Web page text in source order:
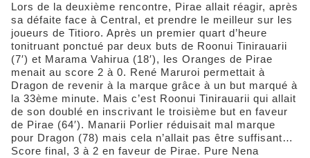
Lors de la deuxième rencontre, Pirae allait réagir, après
sa défaite face à Central, et prendre le meilleur sur les
joueurs de Titioro. Après un premier quart d’heure
tonitruant ponctué par deux buts de Roonui Tinirauarii
(7′) et Marama Vahirua (18′), les Oranges de Pirae
menait au score 2 à 0. René Maruroi permettait à
Dragon de revenir à la marque grâce à un but marqué à
la 33ème minute. Mais c’est Roonui Tinirauarii qui allait
de son doublé en inscrivant le troisième but en faveur
de Pirae (64′). Manarii Porlier réduisait mal marque
pour Dragon (78) mais cela n’allait pas être suffisant…
Score final, 3 à 2 en faveur de Pirae. Pure Nena